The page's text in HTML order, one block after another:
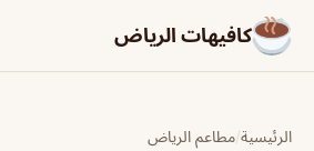
كافيهات الرياض
الرئيسية/مطاعم الرياض